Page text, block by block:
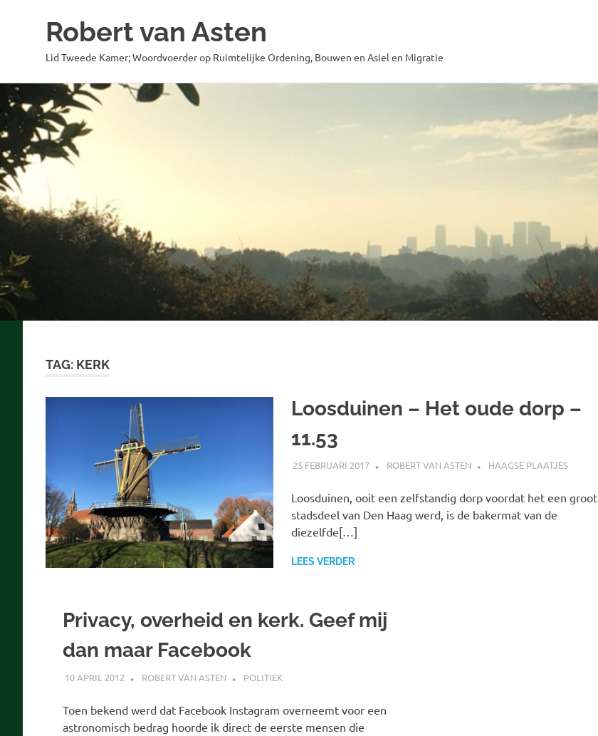
naar
de
inhoud
Robert van Asten
Lid Tweede Kamer; Woordvoerder op Ruimtelijke Ordening, Bouwen en Asiel en Migratie
TAG: KERK
Loosduinen – Het oude dorp –
11.53
25 FEBRUARI 2017 ROBERT VAN ASTEN HAAGSE PLAATJES
Loosduinen, ooit een zelfstandig dorp voordat het een groot
stadsdeel van Den Haag werd, is de bakermat van de
diezelfde[…]
LEES VERDER
Privacy, overheid en kerk. Geef mij
dan maar Facebook
10 APRIL 2012 ROBERT VAN ASTEN POLITIEK
Toen bekend werd dat Facebook Instagram overneemt voor een
astronomisch bedrag hoorde ik direct de eerste mensen die